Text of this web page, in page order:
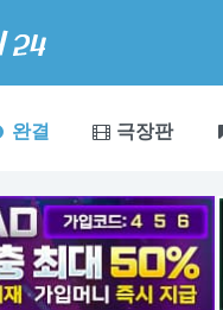
완결 극장판